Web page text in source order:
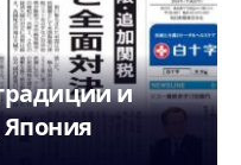
и
Япония